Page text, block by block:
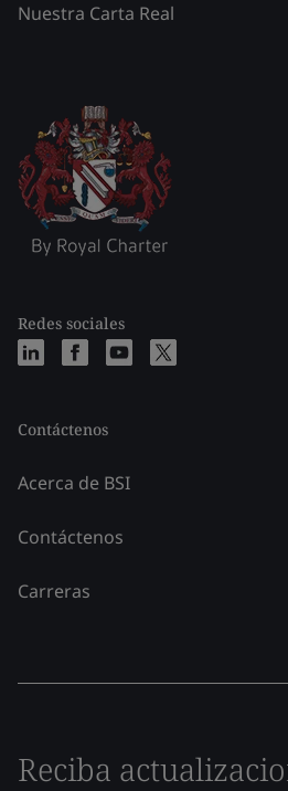
Nuestra Carta Real
Redes sociales
Contáctenos
Acerca de BSI
Contáctenos
Carreras
Reciba